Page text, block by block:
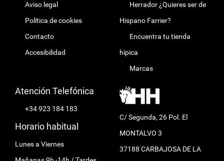
Aviso legal
Política de cookies
Contacto
Accesibilidad
Herrador ¿Quieres ser de
Hispano Farrier?
Encuentra tu tienda
hípica
Marcas
Atención Telefónica
+34 923 184 183
Horario habitual
Lunes a Viernes
C/ Segunda, 26 Pol. El
MONTALVO 3
37188 CARBAJOSA DE LA